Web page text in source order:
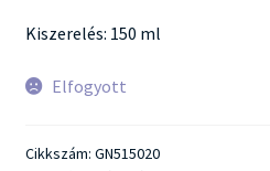
Kiszerelés: 150 ml
Elfogyott
Cikkszám: GN515020